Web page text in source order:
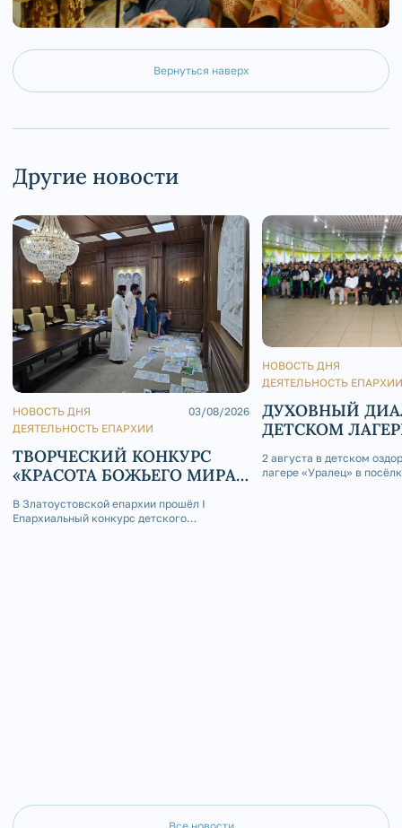
Вернуться наверх
Другие новости
НОВОСТЬ ДНЯ
ДЕЯТЕЛЬНОСТЬ ЕПАРХИИ
03/08/2026
ТВОРЧЕСКИЙ КОНКУРС
«КРАСОТА БОЖЬЕГО МИРА
РОССИИ»
В Златоустовской епархии прошёл I
Епархиальный конкурс детского
НОВОСТЬ ДНЯ
ДЕЯТЕЛЬНОСТЬ ЕПАРХИИ
ДУХОВНЫЙ
ДЕТСКОМ
2 августа в детском
лагере «Уралец» в